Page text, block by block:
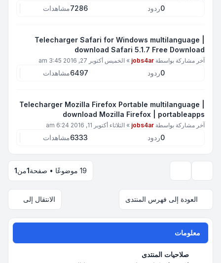
0ردود 7286مشاهدات
Telecharger Safari for Windows multilanguage |
download Safari 5.1.7 Free Download
آخر مشاركة بواسطة jobs4ar
» الخميس أكتوبر 27, 2016 3:45 am
0ردود 6497مشاهدات
Telecharger Mozilla Firefox Portable multilanguage |
download Mozilla Firefox | portableapps
آخر مشاركة بواسطة jobs4ar
» الثلاثاء أكتوبر 11, 2016 6:24 am
0ردود 6333مشاهدات
19 موضوعًا • صفحة 1من1
العودة إلى فهرس المنتدى الانتقال إلى
معلومات
صلاحيات المنتدى